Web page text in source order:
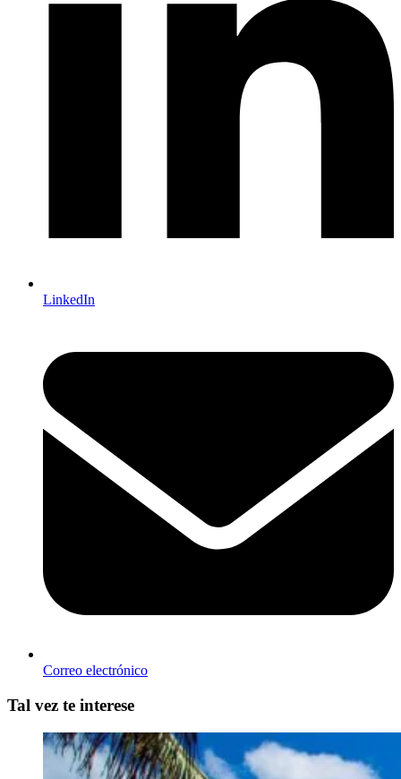
LinkedIn
Correo electrónico
Tal vez te interese